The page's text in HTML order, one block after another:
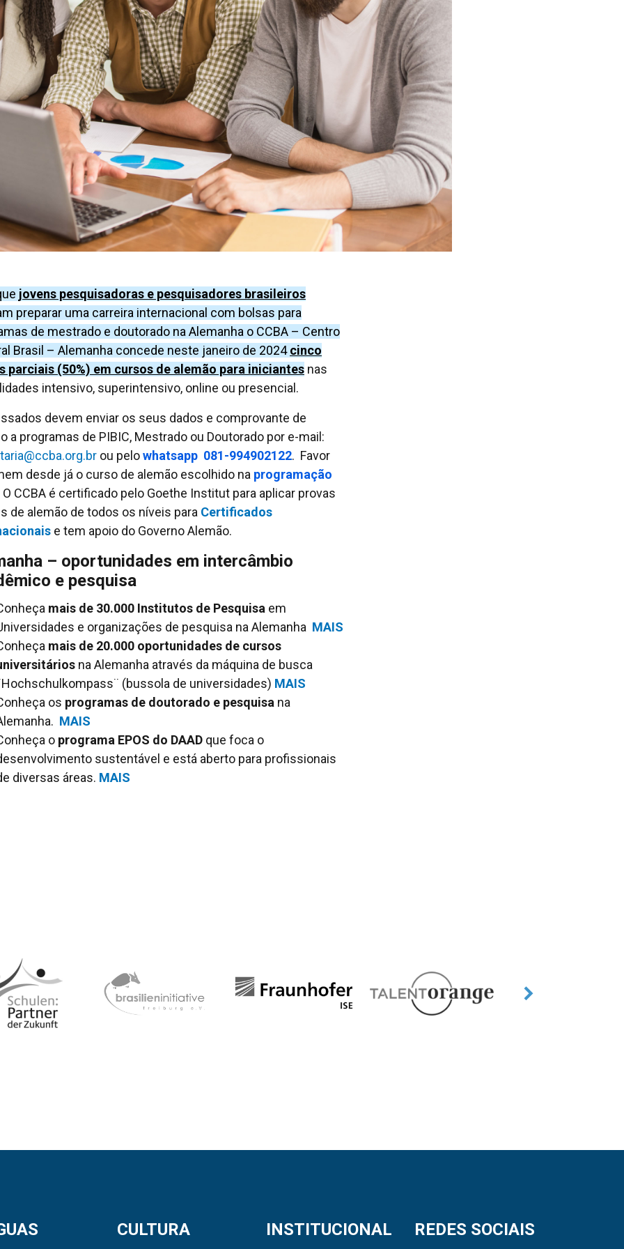
jovens pesquisadoras e pesquisadores brasileiros
preparar uma carreira internacional com bolsas para
de mestrado e doutorado na Alemanha o CCBA – Centro
Brasil – Alemanha concede neste janeiro de 2024cinco
parciais (50%) em cursos de alemão para iniciantes nas
intensivo, superintensivo, online ou presencial.
devem enviar os seus dados e comprovante de
a programas de PIBIC, Mestrado ou Doutorado por e-mail:
ou pelowhatsapp 081-994902122. Favor
desde já o curso de alemão escolhido na programação
O CCBA é certificado pelo Goethe Institut para aplicar provas
de alemão de todos os níveis para Certificados
e tem apoio do Governo Alemão.
– oportunidades em intercâmbio
e pesquisa
mais de 30.000 Institutos de Pesquisa em
e organizações de pesquisa na Alemanha MAIS
mais de 20.000 oportunidades de cursos
na Alemanha através da máquina de busca
(bussola de universidades) MAIS
os programas de doutorado e pesquisa na
MAIS
o programa EPOS do DAAD que foca o
sustentável e está aberto para profissionais
diversas áreas. MAIS
CULTURA INSTITUCIONAL REDES SOCIAIS